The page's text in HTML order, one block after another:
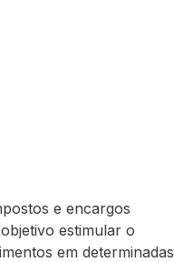
e encargos
estimular o
em determinadas